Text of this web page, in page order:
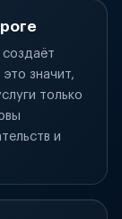
создаёт
значит,
только
и